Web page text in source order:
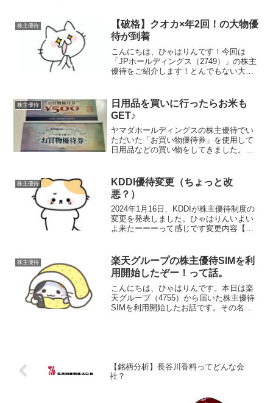
株主優待
【破格】クオカ×年2回！の大物優
待が到着
こんにちは、ひゃはりんです！今回は
「JPホールディングス（2749）」の株主
優待をご紹介します！とんでもない大物
株保有している株主へ年2回、クオカード
10,000...
株主優待
日用品を買いに行ったらお米も
GET♪
ヤマダホールディングスの株主優待でい
ただいた「お買い物優待券」を使用して
日用品などの買い物をしてきました。買
に500円分の買い物券を1枚使用すること
ができます。事実...
株主優待
KDDI優待変更（ちょっと改
悪？）
2024年1月16日、KDDIが株主優待制度の
変更を発表しました。ひゃはりんいよい
よ来たーーーって感じです変更内容【現
円 5年以上：5,000円1,00...
株主優待
楽天グループの株主優待SIMを利
用開始したぞー！って話。
こんにちは、ひゃはりんです。本日は楽
天グループ（4755）から届いた株主優待
SIMを利用開始したお話です。その名も
【銘柄分析】長谷川香料ってどんな会
社？